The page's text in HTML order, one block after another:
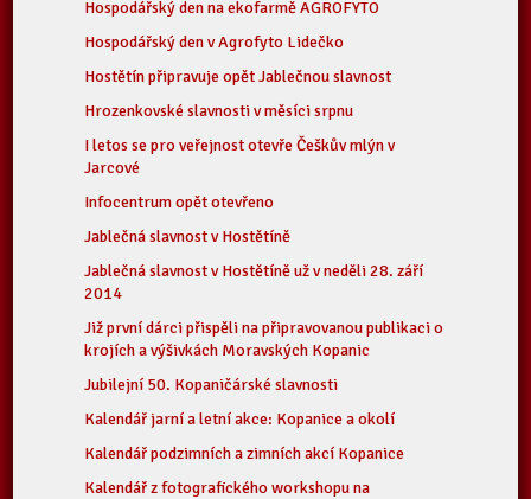
Hospodářský den na ekofarmě AGROFYTO
Hospodářský den v Agrofyto Lidečko
Hostětín připravuje opět Jablečnou slavnost
Hrozenkovské slavnosti v měsíci srpnu
I letos se pro veřejnost otevře Češkův mlýn v
Jarcové
Infocentrum opět otevřeno
Jablečná slavnost v Hostětíně
Jablečná slavnost v Hostětíně už v neděli 28. září
2014
Již první dárci přispěli na připravovanou publikaci o
krojích a výšivkách Moravských Kopanic
Jubilejní 50. Kopaničárské slavnosti
Kalendář jarní a letní akce: Kopanice a okolí
Kalendář podzimních a zimních akcí Kopanice
Kalendář z fotografického workshopu na